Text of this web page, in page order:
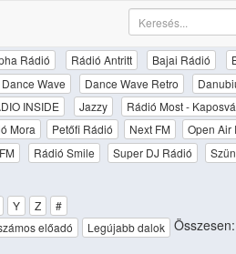
Rádió Rádió Antritt Bajai Rádió
Dance Wave Dance Wave Retro
INSIDE Jazzy Rádió Most -
Mora Petőfi Rádió Next FM Open Air
Rádió Smile Super DJ Rádió
Y Z
#
előadó Legújabb dalok